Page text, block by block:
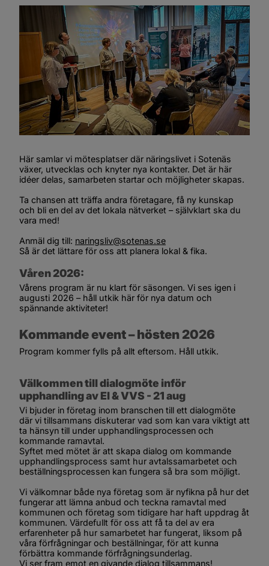
Här samlar vi mötesplatser där näringslivet i Sotenäs
växer, utvecklas och knyter nya kontakter. Det är här
idéer delas, samarbeten startar och möjligheter skapas.
Ta chansen att träffa andra företagare, få ny kunskap
och bli en del av det lokala nätverket – självklart ska du
vara med!
Anmäl dig till: naringsliv@sotenas.se
Så är det lättare för oss att planera lokal & fika.
Våren 2026:
Vårens program är nu klart för säsongen. Vi ses igen i
augusti 2026 – håll utkik här för nya datum och
spännande aktiviteter!
Kommande event – hösten 2026
Program kommer fylls på allt eftersom. Håll utkik.
Välkommen till dialogmöte inför
upphandling av El & VVS - 21 aug
Vi bjuder in företag inom branschen till ett dialogmöte
där vi tillsammans diskuterar vad som kan vara viktigt att
ta hänsyn till under upphandlingsprocessen och
kommande ramavtal.
Syftet med mötet är att skapa dialog om kommande
upphandlingsprocess samt hur avtalssamarbetet och
beställningsprocessen kan fungera så bra som möjligt.
Vi välkomnar både nya företag som är nyfikna på hur det
fungerar att lämna anbud och teckna ramavtal med
kommunen och företag som tidigare har haft uppdrag åt
kommunen. Värdefullt för oss att få ta del av era
erfarenheter på hur samarbetet har fungerat, liksom på
våra förfrågningar och beställningar, för att kunna
förbättra kommande förfrågningsunderlag.
Vi ser fram emot en givande dialog tillsammans!